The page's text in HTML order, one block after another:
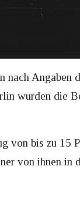
wurden die
von bis zu 15
von ihnen in